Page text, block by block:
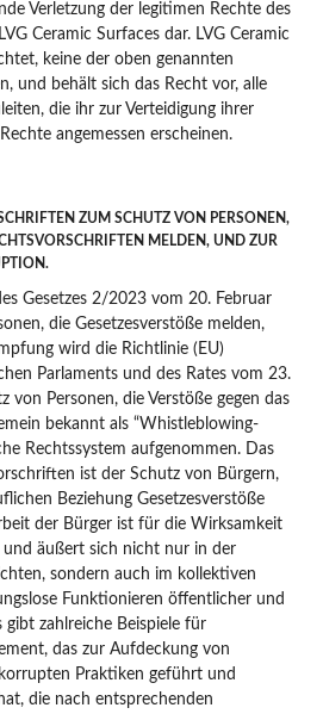
Verletzung der legitimen Rechte des
Ceramic Surfaces dar. LVG Ceramic
keine der oben genannten
und behält sich das Recht vor, alle
die ihr zur Verteidigung ihrer
angemessen erscheinen.
ZUM SCHUTZ VON PERSONEN,
MELDEN, UND ZUR
Gesetzes 2/2023 vom 20. Februar
die Gesetzesverstöße melden,
wird die Richtlinie (EU)
Parlaments und des Rates vom 23.
von Personen, die Verstöße gegen das
bekannt als “Whistleblowing-
Rechtssystem aufgenommen. Das
ist der Schutz von Bürgern,
Beziehung Gesetzesverstöße
der Bürger ist für die Wirksamkeit
und äußert sich nicht nur in der
sondern auch im kollektiven
Funktionieren öffentlicher und
gibt zahlreiche Beispiele für
das zur Aufdeckung von
Praktiken geführt und
die nach entsprechenden